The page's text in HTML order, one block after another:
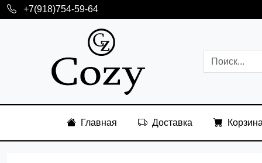
+7(918)754-59-64
Главная Доставка